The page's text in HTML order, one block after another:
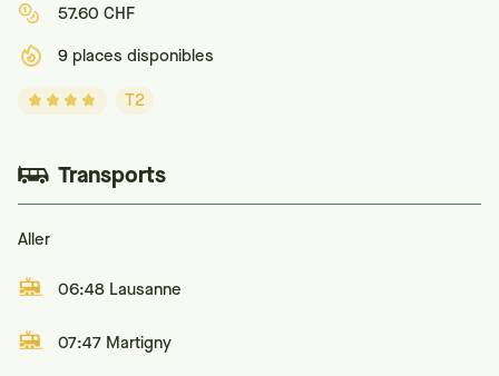
57.60 CHF
9 places disponibles
T2
Transports
Aller
06:48 Lausanne
07:47 Martigny